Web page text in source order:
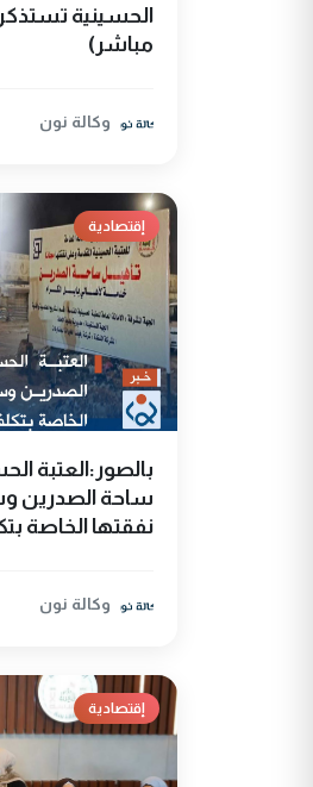
الحسينية
مباشر)
وكالة نون
إقتصادية
بالصور:العتبة
ساحة الصدرين
نفقتها الخاصة
وكالة نون
إقتصادية